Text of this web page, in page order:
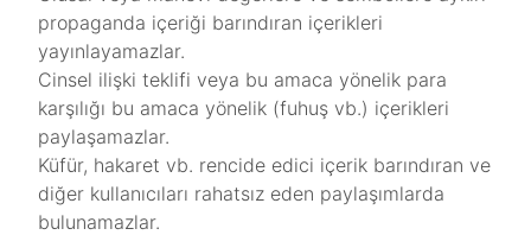
propaganda içeriği barındıran içerikleri
yayınlayamazlar.
Cinsel ilişki teklifi veya bu amaca yönelik para
karşılığı bu amaca yönelik (fuhuş vb.) içerikleri
paylaşamazlar.
Küfür, hakaret vb. rencide edici içerik barındıran ve
diğer kullanıcıları rahatsız eden paylaşımlarda
bulunamazlar.